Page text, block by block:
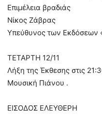
Επιμέλεια βραδιάς
Νίκος Ζάβρας
Υπεύθυνος των
ΤΕΤΑΡΤΗ 12/11
Λήξη της Έκθεσης στις
Μουσική Πιάνου .
ΕΙΣΟΔΟΣ ΕΛΕΥΘΕΡΗ